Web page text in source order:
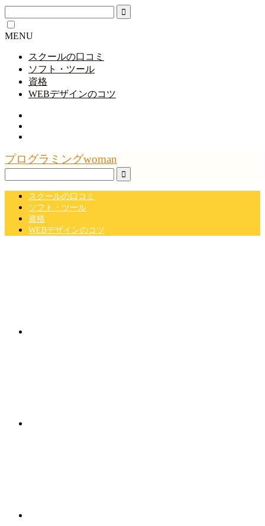
MENU
スクールの口コミ
ソフト・ツール
資格
WEBデザインのコツ
プログラミングwoman
スクールの口コミ
ソフト・ツール
資格
WEBデザインのコツ